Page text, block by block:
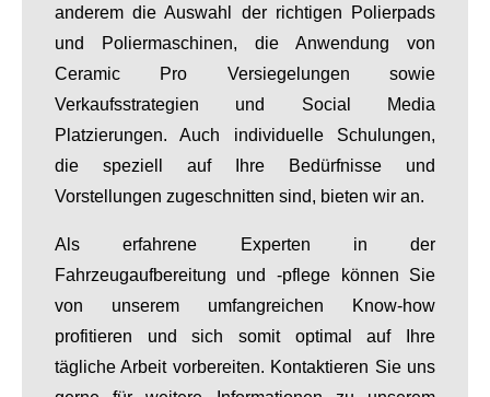
anderem die Auswahl der richtigen Polierpads
und Poliermaschinen, die Anwendung von
Ceramic Pro Versiegelungen sowie
Verkaufsstrategien und Social Media
Platzierungen. Auch individuelle Schulungen,
die speziell auf Ihre Bedürfnisse und
Vorstellungen zugeschnitten sind, bieten wir an.
Als erfahrene Experten in der
Fahrzeugaufbereitung und -pflege können Sie
von unserem umfangreichen Know-how
profitieren und sich somit optimal auf Ihre
tägliche Arbeit vorbereiten. Kontaktieren Sie uns